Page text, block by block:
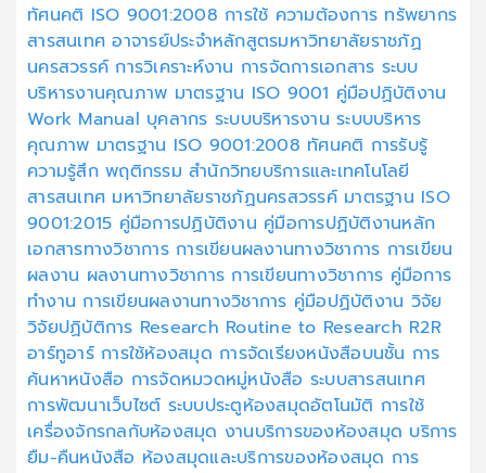
ทัศนคติ ISO 9001:2008 การใช้ ความต้องการ ทรัพยากร
สารสนเทศอาจารย์ประจำหลักสูตรมหาวิทยาลัยราชภัฏ
นครสวรรค์ การวิเคราะห์งาน การจัดการเอกสาร ระบบ
บริหารงานคุณภาพ มาตรฐาน ISO 9001 คู่มือปฏิบัติงาน
Work Manual บุคลากร ระบบบริหารงาน ระบบบริหาร
คุณภาพ มาตรฐาน ISO 9001:2008 ทัศนคติ การรับรู้
ความรู้สึก พฤติกรรม สำนักวิทยบริการและเทคโนโลยี
สารสนเทศ มหาวิทยาลัยราชภัฏนครสวรรค์ มาตรฐาน ISO
9001:2015 คู่มือการปฏิบัติงาน คู่มือการปฏิบัติงานหลัก
เอกสารทางวิชาการ การเขียนผลงานทางวิชาการ การเขียน
ผลงาน ผลงานทางวิชาการ การเขียนทางวิชาการ คู่มือการ
ทำงาน การเขียนผลงานทางวิชาการ คู่มือปฏิบัติงาน วิจัย
วิจัยปฏิบัติการ Research Routine to Research R2R
อาร์ทูอาร์ การใช้ห้องสมุด การจัดเรียงหนังสือบนชั้น การ
ค้นหาหนังสือ การจัดหมวดหมู่หนังสือ ระบบสารสนเทศ
การพัฒนาเว็บไซต์ ระบบประตูห้องสมุดอัตโนมัติ การใช้
เครื่องจักรกลกับห้องสมุด งานบริการของห้องสมุด บริการ
ยืม-คืนหนังสือ ห้องสมุดและบริการของห้องสมุด การ